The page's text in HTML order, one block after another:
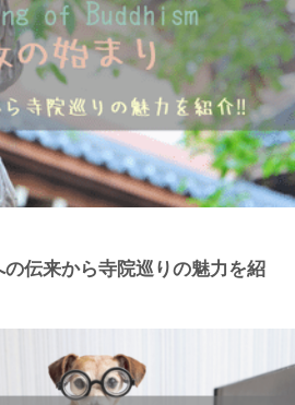
伝来から寺院巡りの魅力を紹